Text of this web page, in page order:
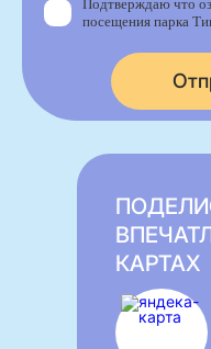
Подтверждаю что
посещения парка
КАРТАХ